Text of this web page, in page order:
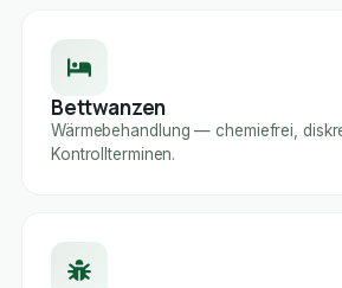
Bettwanzen
Wärmebehandlung — chemiefrei,
Kontrollterminen.